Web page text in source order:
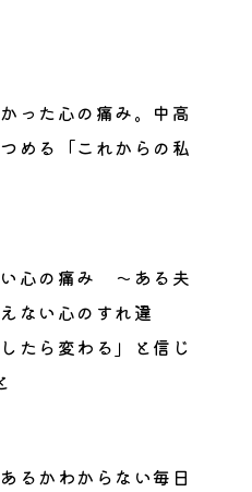
った心の痛み。中高
める「これからの私
心の痛み 〜ある夫
ない心のすれ違
たら変わる」と信じ
るかわからない毎日